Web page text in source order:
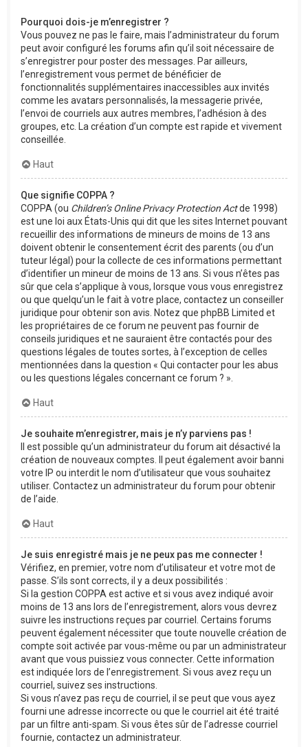
Pourquoi dois-je m’enregistrer ?
Vous pouvez ne pas le faire, mais l’administrateur du forum
peut avoir configuré les forums afin qu’il soit nécessaire de
s’enregistrer pour poster des messages. Par ailleurs,
l’enregistrement vous permet de bénéficier de
fonctionnalités supplémentaires inaccessibles aux invités
comme les avatars personnalisés, la messagerie privée,
l’envoi de courriels aux autres membres, l’adhésion à des
groupes, etc. La création d’un compte est rapide et vivement
conseillée.
Haut
Que signifie COPPA ?
COPPA (ou Children’s Online Privacy Protection Actde 1998)
est une loi aux États-Unis qui dit que les sites Internet pouvant
recueillir des informations de mineurs de moins de 13 ans
doivent obtenir le consentement écrit des parents (ou d’un
tuteur légal) pour la collecte de ces informations permettant
d’identifier un mineur de moins de 13 ans. Si vous n’êtes pas
sûr que cela s’applique à vous, lorsque vous vous enregistrez
ou que quelqu’un le fait à votre place, contactez un conseiller
juridique pour obtenir son avis. Notez que phpBB Limited et
les propriétaires de ce forum ne peuvent pas fournir de
conseils juridiques et ne sauraient être contactés pour des
questions légales de toutes sortes, à l’exception de celles
mentionnées dans la question « Qui contacter pour les abus
ou les questions légales concernant ce forum ? ».
Haut
Je souhaite m’enregistrer, mais je n’y parviens pas !
Il est possible qu’un administrateur du forum ait désactivé la
création de nouveaux comptes. Il peut également avoir banni
votre IP ou interdit le nom d’utilisateur que vous souhaitez
utiliser. Contactez un administrateur du forum pour obtenir
de l’aide.
Haut
Je suis enregistré mais je ne peux pas me connecter !
Vérifiez, en premier, votre nom d’utilisateur et votre mot de
passe. S’ils sont corrects, il y a deux possibilités :
Si la gestion COPPA est active et si vous avez indiqué avoir
moins de 13 ans lors de l’enregistrement, alors vous devrez
suivre les instructions reçues par courriel. Certains forums
peuvent également nécessiter que toute nouvelle création de
compte soit activée par vous-même ou par un administrateur
avant que vous puissiez vous connecter. Cette information
est indiquée lors de l’enregistrement. Si vous avez reçu un
courriel, suivez ses instructions.
Si vous n’avez pas reçu de courriel, il se peut que vous ayez
fourni une adresse incorrecte ou que le courriel ait été traité
par un filtre anti-spam. Si vous êtes sûr de l’adresse courriel
fournie, contactez un administrateur.